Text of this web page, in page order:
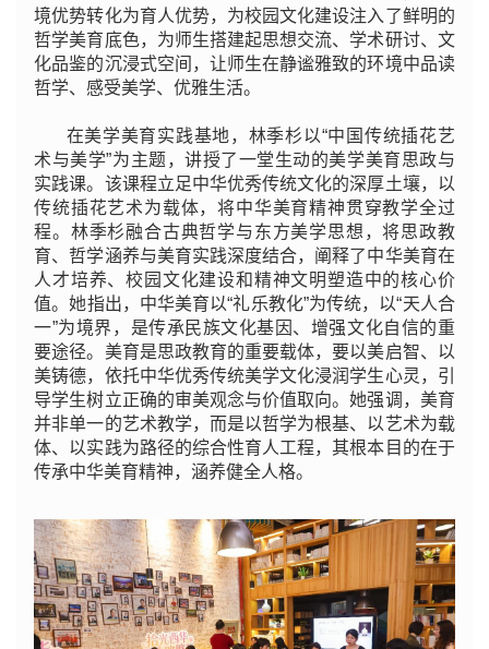
境优势转化为育人优势，为校园文化建设注入了鲜明的
哲学美育底色，为师生搭建起思想交流、学术研讨、文
化品鉴的沉浸式空间，让师生在静谧雅致的环境中品读
哲学、感受美学、优雅生活。
在美学美育实践基地，林季杉以“中国传统插花艺
术与美学”为主题，讲授了一堂生动的美学美育思政与
实践课。该课程立足中华优秀传统文化的深厚土壤，以
传统插花艺术为载体，将中华美育精神贯穿教学全过
程。林季杉融合古典哲学与东方美学思想，将思政教
育、哲学涵养与美育实践深度结合，阐释了中华美育在
人才培养、校园文化建设和精神文明塑造中的核心价
值。她指出，中华美育以“礼乐教化”为传统，以“天人合
一”为境界，是传承民族文化基因、增强文化自信的重
要途径。美育是思政教育的重要载体，要以美启智、以
美铸德，依托中华优秀传统美学文化浸润学生心灵，引
导学生树立正确的审美观念与价值取向。她强调，美育
并非单一的艺术教学，而是以哲学为根基、以艺术为载
体、以实践为路径的综合性育人工程，其根本目的在于
传承中华美育精神，涵养健全人格。